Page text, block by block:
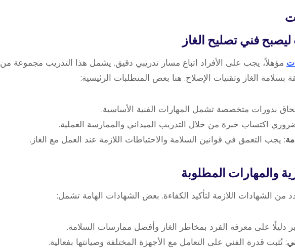
فني تصليح الغاز
مؤهلاً، يجب على الأفراد اتباع مسار تدريبي دقيق. يشمل هذا التدريب مجموعة من
بسلامة الغاز وتقنيات الإصلاح. هنا بعض المتطلبات الرئيسية:
بدورات متخصصة تشمل المهارات الفنية الأساسية.
اكتساب خبرة من خلال التدريب الميداني والممارسة العملية.
: يجب التعمق في قوانين السلامة والاحتياطات اللازمة عند العمل مع الغاز.
والمهارات المطلوبة
من الشهادات اللازمة لتأكيد الكفاءة. بعض الشهادات الهامة تشمل:
دليلًا على معرفة الفرد بمخاطر الغاز وأفضل ممارسات السلامة.
: تُثبت قدرة الفني على التعامل مع الأجهزة المختلفة وصيانتها بفعالية.